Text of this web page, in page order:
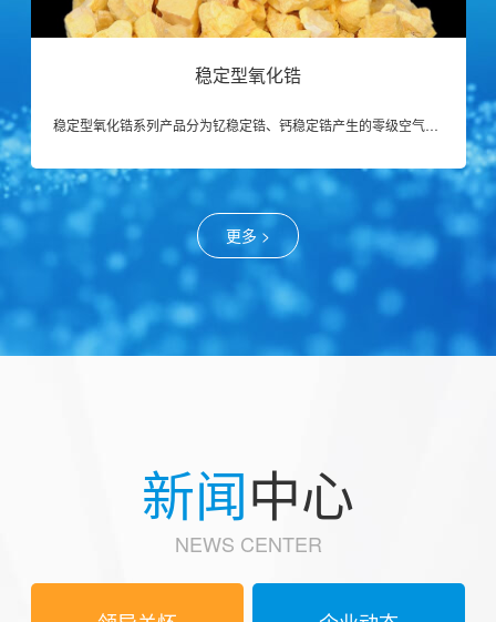
稳定型氧化锆
稳定型氧化锆系列产品分为钇稳定锆、钙稳定锆产生的零级空气主要用于校正大气自动监测系统中各监测仪器零点的纯净气体和标准气的稀释气
更多 >
新闻中心
NEWS CENTER